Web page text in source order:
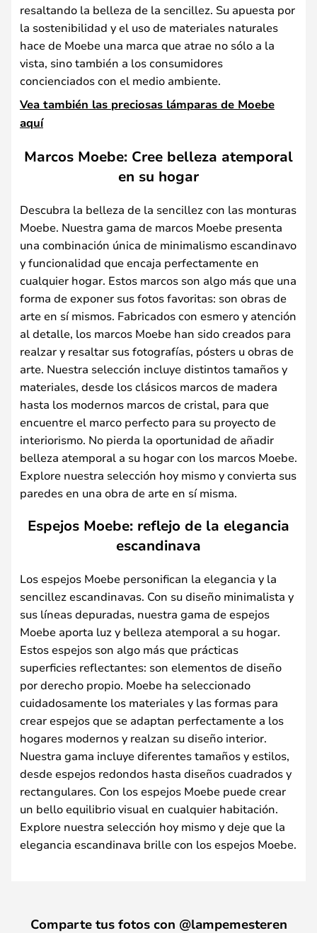
resaltando la belleza de la sencillez. Su apuesta por
la sostenibilidad y el uso de materiales naturales
hace de Moebe una marca que atrae no sólo a la
vista, sino también a los consumidores
concienciados con el medio ambiente.
Vea también las preciosas lámparas de Moebe
aquí
Marcos Moebe: Cree belleza atemporal
en su hogar
Descubra la belleza de la sencillez con las monturas
Moebe. Nuestra gama de marcos Moebe presenta
una combinación única de minimalismo escandinavo
y funcionalidad que encaja perfectamente en
cualquier hogar. Estos marcos son algo más que una
forma de exponer sus fotos favoritas: son obras de
arte en sí mismos. Fabricados con esmero y atención
al detalle, los marcos Moebe han sido creados para
realzar y resaltar sus fotografías, pósters u obras de
arte. Nuestra selección incluye distintos tamaños y
materiales, desde los clásicos marcos de madera
hasta los modernos marcos de cristal, para que
encuentre el marco perfecto para su proyecto de
interiorismo. No pierda la oportunidad de añadir
belleza atemporal a su hogar con los marcos Moebe.
Explore nuestra selección hoy mismo y convierta sus
paredes en una obra de arte en sí misma.
Espejos Moebe: reflejo de la elegancia
escandinava
Los espejos Moebe personifican la elegancia y la
sencillez escandinavas. Con su diseño minimalista y
sus líneas depuradas, nuestra gama de espejos
Moebe aporta luz y belleza atemporal a su hogar.
Estos espejos son algo más que prácticas
superficies reflectantes: son elementos de diseño
por derecho propio. Moebe ha seleccionado
cuidadosamente los materiales y las formas para
crear espejos que se adaptan perfectamente a los
hogares modernos y realzan su diseño interior.
Nuestra gama incluye diferentes tamaños y estilos,
desde espejos redondos hasta diseños cuadrados y
rectangulares. Con los espejos Moebe puede crear
un bello equilibrio visual en cualquier habitación.
Explore nuestra selección hoy mismo y deje que la
elegancia escandinava brille con los espejos Moebe.
Comparte tus fotos con @lampemesteren